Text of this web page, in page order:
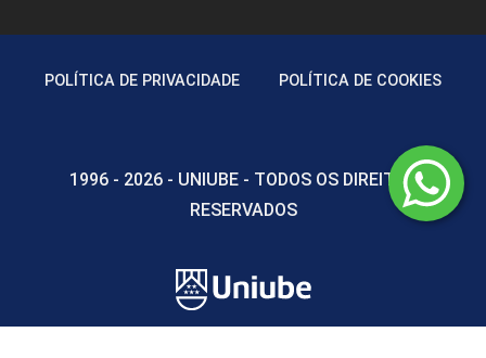
MATEMÁTICA DISCRETA I
POLÍTICA DE PRIVACIDADE POLÍTICA DE COOKIES
1996 - 2026 - UNIUBE - TODOS OS DIREITOS
RESERVADOS